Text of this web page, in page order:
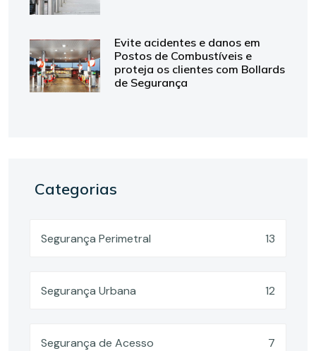
Evite acidentes e danos em
Postos de Combustíveis e
proteja os clientes com Bollards
de Segurança
Categorias
Segurança Perimetral 13
Segurança Urbana 12
Segurança de Acesso 7